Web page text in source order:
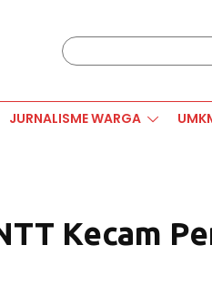
JURNALISME WARGA
Kecam